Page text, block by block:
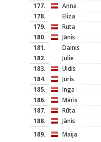
177.
Anna
178.
Eliza
179.
Ruta
180.
Jānis
181.
Dainis
182.
Julie
183.
Uldis
184.
Juris
185.
Inga
186.
Māris
187.
Rūta
188.
Jānis
189.
Maija